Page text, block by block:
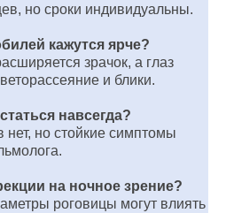
но сроки индивидуальны.
кажутся ярче?
зрачок, а глаз
и блики.
навсегда?
нет, но стойкие симптомы
на ночное зрение?
роговицы могут влиять